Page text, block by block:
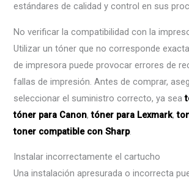
estándares de calidad y control en sus
No verificar la compatibilidad con la
Utilizar un tóner que no corresponde
de impresora puede provocar errores de
fallas de impresión. Antes de comprar,
seleccionar el suministro correcto, ya sea
tóner para Canon,tóner para Lexmark,
toner compatible con Sharp.
Instalar incorrectamente el cartucho
Una instalación apresurada o incorrecta